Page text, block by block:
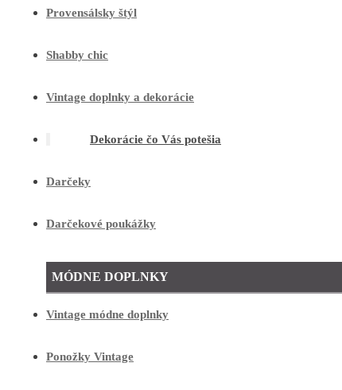
Provensálsky štýl
Shabby chic
Vintage doplnky a dekorácie
Dekorácie čo Vás potešia
Darčeky
Darčekové poukážky
MÓDNE DOPLNKY
Vintage módne doplnky
Ponožky Vintage